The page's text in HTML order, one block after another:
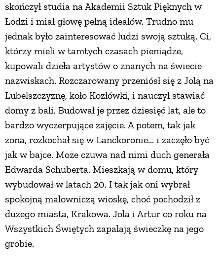
skończył studia na Akademii Sztuk Pięknych w
Łodzi i miał głowę pełną ideałów. Trudno mu
jednak było zainteresować ludzi swoją sztuką. Ci,
którzy mieli w tamtych czasach pieniądze,
kupowali dzieła artystów o znanych na świecie
nazwiskach. Rozczarowany przeniósł się z Jolą na
Lubelszczyznę, koło Kozłówki, i nauczył stawiać
domy z bali. Budował je przez dziesięć lat, ale to
bardzo wyczerpujące zajęcie. A potem, tak jak
żona, rozkochał się w Lanckoronie... i zaczęło być
jak w bajce. Może czuwa nad nimi duch generała
Edwarda Schuberta. Mieszkają w domu, który
wybudował w latach 20. I tak jak oni wybrał
spokojną malowniczą wioskę, choć pochodził z
dużego miasta, Krakowa. Jola i Artur co roku na
Wszystkich Świętych zapalają świeczkę na jego
grobie.